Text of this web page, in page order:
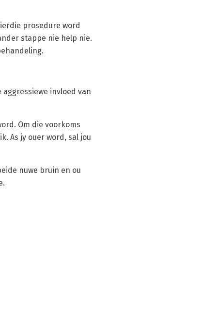
prosedure word
stappe nie help nie.
invloed van
Om die voorkoms
As jy ouer word, sal jou
nuwe bruin en ou